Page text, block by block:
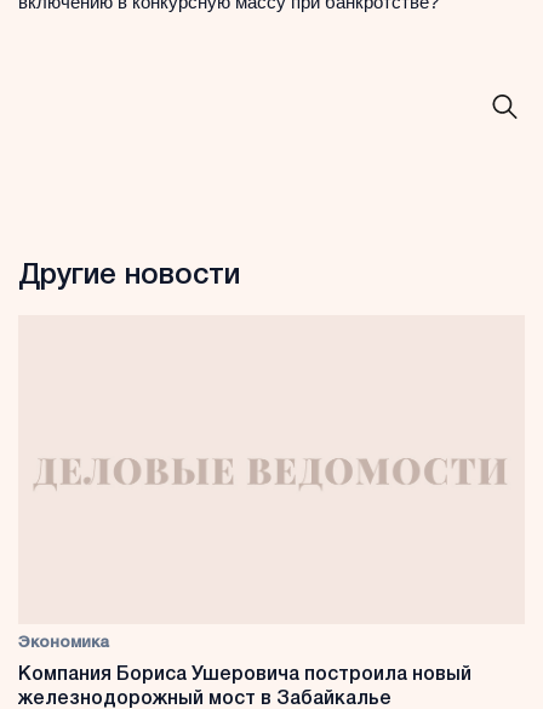
Другие новости
Экономика
Компания Бориса Ушеровича построила новый
железнодорожный мост в Забайкалье